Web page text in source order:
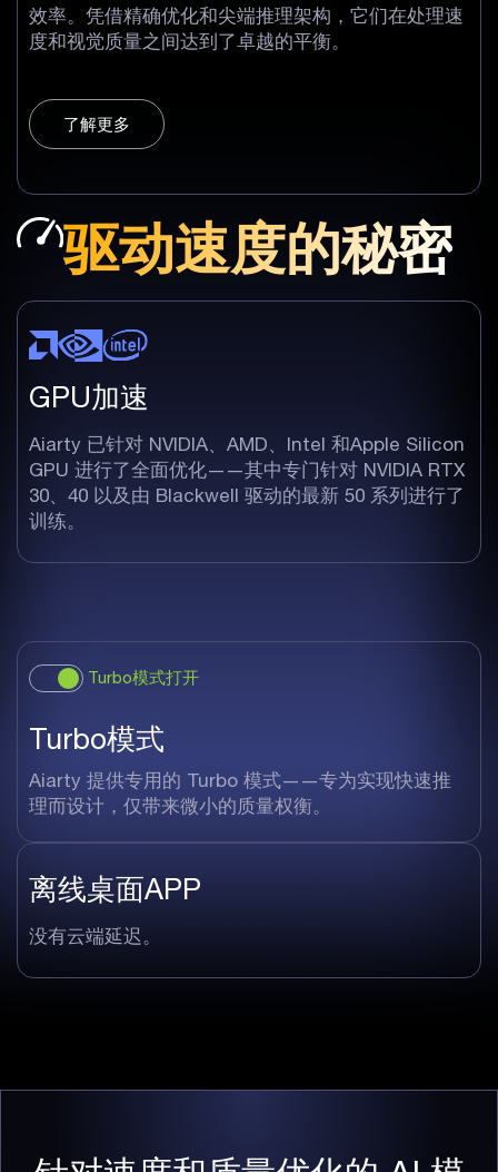
效率。凭借精确优化和尖端推理架构，它们在处理速
度和视觉质量之间达到了卓越的平衡。
了解更多
驱动速度的秘密
GPU加速
Aiarty 已针对 NVIDIA、AMD、Intel 和Apple Silicon
GPU 进行了全面优化——其中专门针对 NVIDIA RTX
30、40 以及由 Blackwell 驱动的最新 50 系列进行了
训练。
Turbo模式打开
Turbo模式
Aiarty 提供专用的 Turbo 模式——专为实现快速推
理而设计，仅带来微小的质量权衡。
离线桌面APP
没有云端延迟。